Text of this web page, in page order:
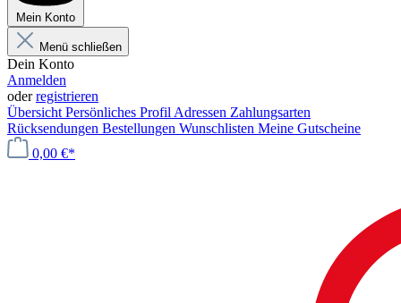
Mein Konto
Menü schließen
Dein Konto
Anmelden
oderregistrieren
Übersicht Persönliches Profil Adressen Zahlungsarten
Rücksendungen Bestellungen Wunschlisten Meine Gutscheine
0,00 €*